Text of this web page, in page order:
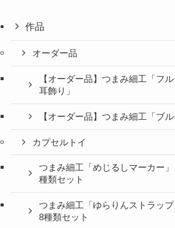
作品
オーダー品
【オーダー品】つまみ細工「フ
耳飾り」
【オーダー品】つまみ細工「ブ
カプセルトイ
つまみ細工「めじるしマーカー
種類セット
つまみ細工「ゆらりんストラッ
8種類セット